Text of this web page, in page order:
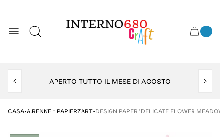
del
negozio
Cassetto
APERTO TUTTO IL MESE DI AGOSTO
CASA·A.RENKE - PAPIERZART·DESIGN PAPER 'DELICATE FLOWER